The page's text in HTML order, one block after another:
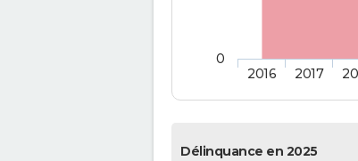
2016 2017
0
Délinquance en 2025